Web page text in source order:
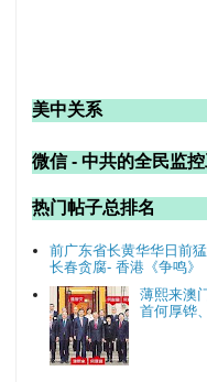
美中关系
微信 - 中共的全民监
热门帖子总排名
前广东省长黄华华日前
长春贪腐- 香港《争鸣》
薄熙来澳
首何厚铧